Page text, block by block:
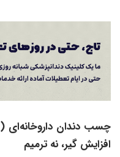
چسب دندان داروخانه‌ای (Denture Adhesive)
افزایش گیر، نه ترمیم